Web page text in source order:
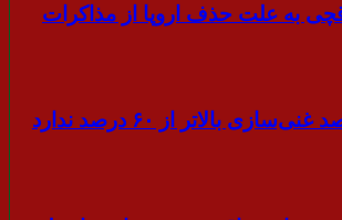
به علت حذف اروپا از مذاکرات
بالاتر از ۶۰ درصد ندارد